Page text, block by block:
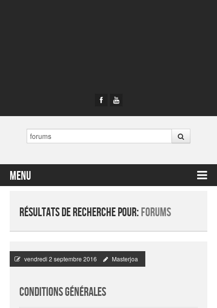
Rechercher
Menu
Résultats de recherche pour: forums
vendredi 2 septembre 2016 Masterjoa
Conditions générales